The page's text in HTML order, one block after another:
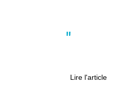
Lire l'article